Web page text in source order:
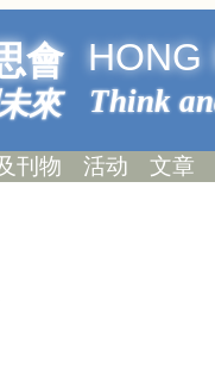
會 HONG
來 Think
刊物 活动 文章